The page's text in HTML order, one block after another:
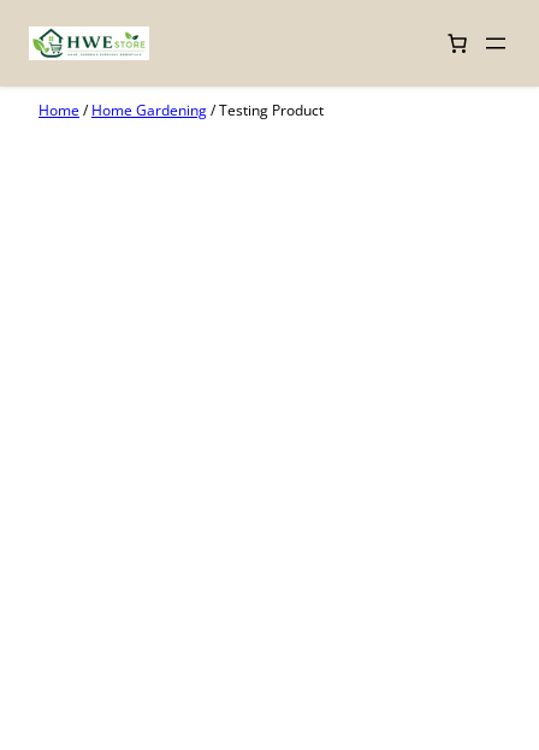
SkipHome/Home Gardening/ Testing Product